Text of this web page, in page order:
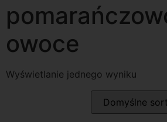
owoce
Wyświetlanie jednego wyniku